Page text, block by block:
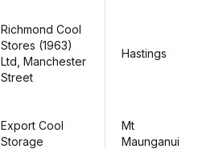
Richmond Cool
Stores (1963)
Ltd, Manchester
Street
Hastings
Export Cool
Storage
Mt
Maunganui